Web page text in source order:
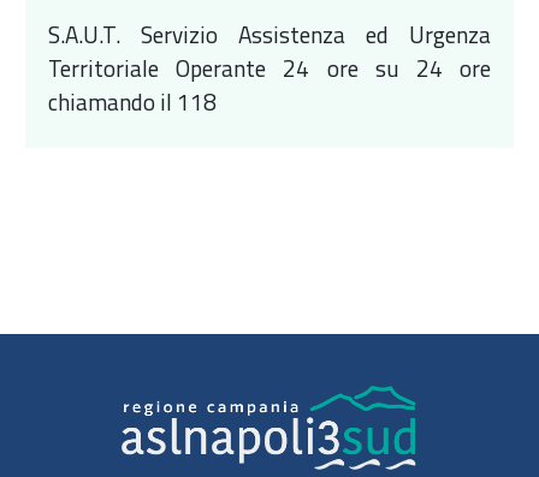
S.A.U.T. Servizio Assistenza ed Urgenza
Territoriale Operante 24 ore su 24 ore
chiamando il 118